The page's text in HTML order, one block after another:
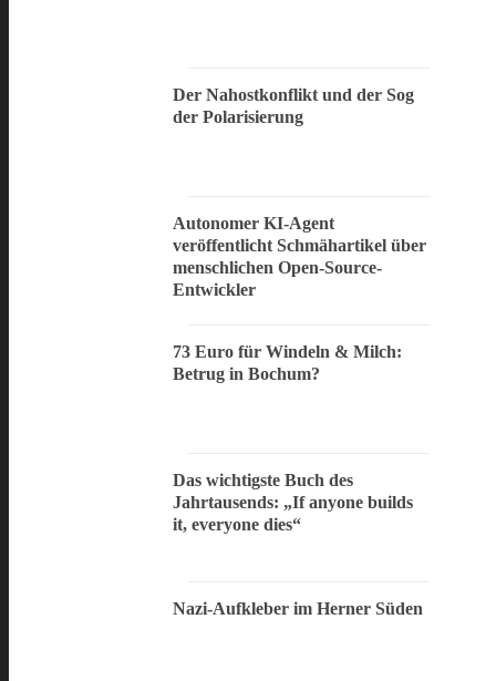
Der Nahostkonflikt und der Sog
der Polarisierung
Autonomer KI-Agent
veröffentlicht Schmähartikel über
menschlichen Open-Source-
Entwickler
73 Euro für Windeln & Milch:
Betrug in Bochum?
Das wichtigste Buch des
Jahrtausends: „If anyone builds
it, everyone dies“
Nazi-Aufkleber im Herner Süden